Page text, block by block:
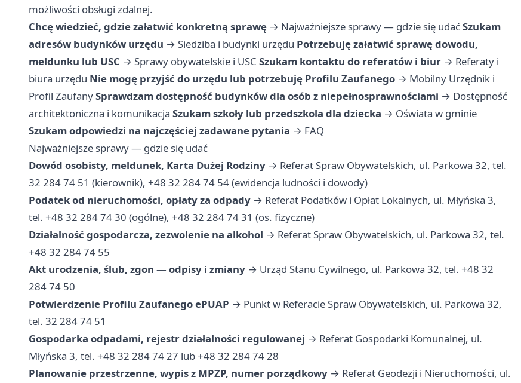
możliwości obsługi zdalnej.
Chcę wiedzieć, gdzie załatwić konkretną sprawę → Najważniejsze sprawy — gdzie się udaćSzukam
adresów budynków urzędu → Siedziba i budynki urzędu Potrzebuję załatwić sprawę dowodu,
meldunku lub USC → Sprawy obywatelskie i USC Szukam kontaktu do referatów i biur → Referaty i
biura urzędu Nie mogę przyjść do urzędu lub potrzebuję Profilu Zaufanego → Mobilny Urzędnik i
Profil ZaufanySprawdzam dostępność budynków dla osób z niepełnosprawnościami → Dostępność
architektoniczna i komunikacja Szukam szkoły lub przedszkola dla dziecka → Oświata w gminie
Szukam odpowiedzi na najczęściej zadawane pytania → FAQ
Najważniejsze sprawy — gdzie się udać
Dowód osobisty, meldunek, Karta Dużej Rodziny → Referat Spraw Obywatelskich, ul. Parkowa 32, tel.
32 284 74 51 (kierownik), +48 32 284 74 54 (ewidencja ludności i dowody)
Podatek od nieruchomości, opłaty za odpady → Referat Podatków i Opłat Lokalnych, ul. Młyńska 3,
tel. +48 32 284 74 30 (ogólne), +48 32 284 74 31 (os. fizyczne)
Działalność gospodarcza, zezwolenie na alkohol → Referat Spraw Obywatelskich, ul. Parkowa 32, tel.
+48 32 284 74 55
Akt urodzenia, ślub, zgon — odpisy i zmiany → Urząd Stanu Cywilnego, ul. Parkowa 32, tel. +48 32
284 74 50
Potwierdzenie Profilu Zaufanego ePUAP → Punkt w Referacie Spraw Obywatelskich, ul. Parkowa 32,
tel. 32 284 74 51
Gospodarka odpadami, rejestr działalności regulowanej → Referat Gospodarki Komunalnej, ul.
Młyńska 3, tel. +48 32 284 74 27 lub +48 32 284 74 28
Planowanie przestrzenne, wypis z MPZP, numer porządkowy → Referat Geodezji i Nieruchomości, ul.